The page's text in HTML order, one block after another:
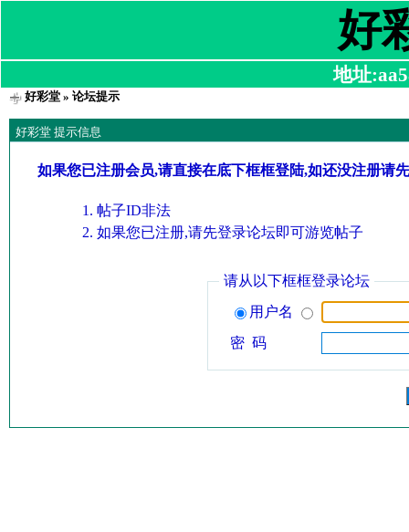
好
地址
好彩堂» 论坛提示
好彩堂 提示信息
如果您已注册会员,请直接在底下框框登陆,如还没注册请
帖子ID非法
如果您已注册,请先登录论坛即可游览帖子
请从以下框框登录论坛
用户名
密 码